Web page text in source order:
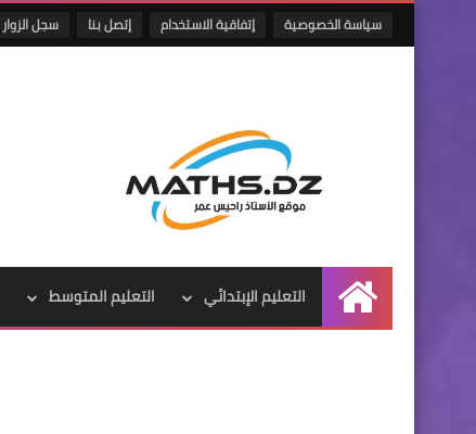
سياسة الخصوصية إتفاقية الاستخدام إتصل بنا سجل الزوار
الرئيسية
التعليم الإبتدائي التعليم المتوسط